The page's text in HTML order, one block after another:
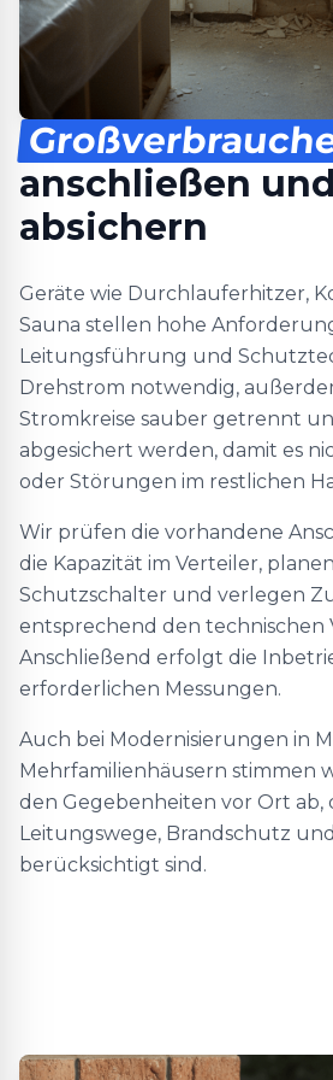
anschließen
absichern
Geräte wie Durchlauferhitzer,
Sauna stellen hohe
Leitungsführung und
Drehstrom notwendig,
Stromkreise sauber getrennt
abgesichert werden, damit es
oder Störungen im restlichen
Wir prüfen die vorhandene
die Kapazität im Verteiler,
Schutzschalter und verlegen
entsprechend den technischen
Anschließend erfolgt die
erforderlichen Messungen.
Auch bei Modernisierungen in
Mehrfamilienhäusern stimmen
den Gegebenheiten vor Ort ab,
Leitungswege, Brandschutz
berücksichtigt sind.